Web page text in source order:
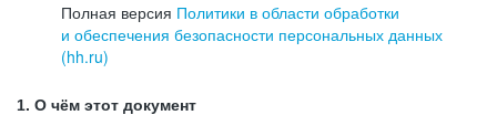
Полная версия Политики в области обработки
и обеспечения безопасности персональных данных
(hh.ru)
1. О чём этот документ